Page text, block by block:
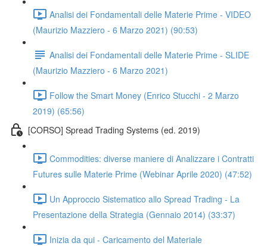
Analisi dei Fondamentali delle Materie Prime - VIDEO
(Maurizio Mazziero - 6 Marzo 2021) (90:53)
Analisi dei Fondamentali delle Materie Prime - SLIDE
(Maurizio Mazziero - 6 Marzo 2021)
Follow the Smart Money (Enrico Stucchi - 2 Marzo
2019) (65:56)
[CORSO] Spread Trading Systems (ed. 2019)
Commodities: diverse maniere di Analizzare i Contratti
Futures sulle Materie Prime (Webinar Aprile 2020) (47:52)
Un Approccio Sistematico allo Spread Trading - La
Presentazione della Strategia (Gennaio 2014) (33:37)
Inizia da qui - Caricamento del Materiale